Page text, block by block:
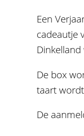
Een
cadeautje
De box
taart
De